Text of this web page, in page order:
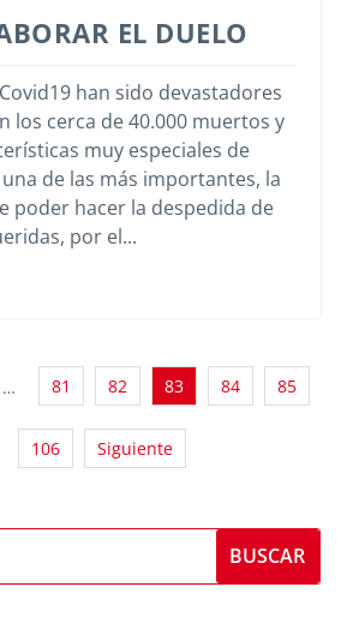
EL DUELO
han sido devastadores
los cerca de 40.000 muertos y
muy especiales de
de las más importantes, la
poder hacer la despedida de
por el...
… 81 82 83 84 85
106 Siguiente